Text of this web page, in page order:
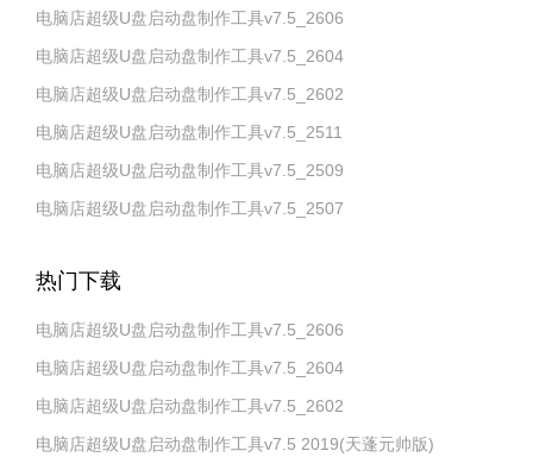
电脑店超级U盘启动盘制作工具v7.5_2606
电脑店超级U盘启动盘制作工具v7.5_2604
电脑店超级U盘启动盘制作工具v7.5_2602
电脑店超级U盘启动盘制作工具v7.5_2511
电脑店超级U盘启动盘制作工具v7.5_2509
电脑店超级U盘启动盘制作工具v7.5_2507
热门下载
电脑店超级U盘启动盘制作工具v7.5_2606
电脑店超级U盘启动盘制作工具v7.5_2604
电脑店超级U盘启动盘制作工具v7.5_2602
电脑店超级U盘启动盘制作工具v7.5 2019(天蓬元帅版)